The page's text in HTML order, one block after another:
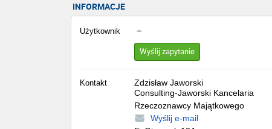
INFORMACJE
Użytkownik
Wyślij zapytanie
Kontakt
Zdzisław Jaworski
Consulting-Jaworski Kancelaria
Rzeczoznawcy Majątkowego
Wyślij e-mail